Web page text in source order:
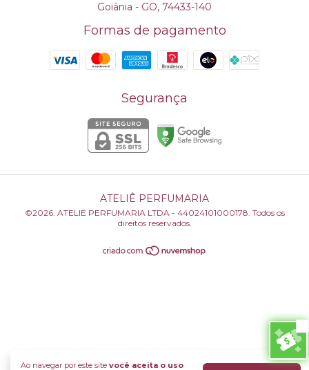
Ao navegar por este site você aceita o uso
Goiânia - GO, 74433-140
Formas de pagamento
Segurança
ATELIÊ PERFUMARIA
©2026. ATELIE PERFUMARIA LTDA - 44024101000178. Todos os
direitos reservados.